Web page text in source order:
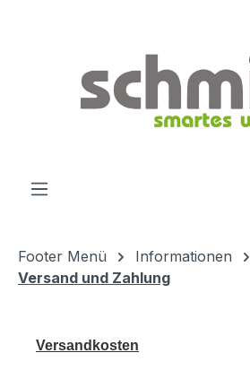
Footer Menü
Informationen
Versand und Zahlung
Versandkosten